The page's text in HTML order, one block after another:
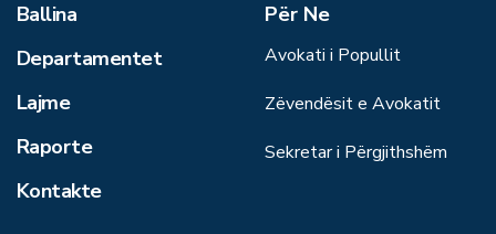
Ballina
Departamentet
Lajme
Raporte
Kontakte
Për Ne
Avokati i Popullit
Zëvendësit e Avokatit
Sekretar i Përgjithshëm